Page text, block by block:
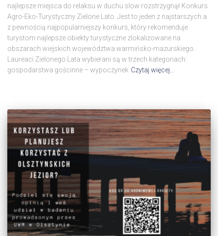
najlepsze miejsca do relaksu w duchu slow rozstrzygnął Konkurs
Agro-Eko-Turystyczny Zielone Lato. Jest to jeden z najstarszych a
z pewnością najpopularniejszy konkurs, który rekomenduje
turystom najlepsze obiekty turystyczne zlokalizowane na
obszarach wiejskich województwa warmińsko-mazurskiego.
Laureaci Zielonego Lata wybierani są w trzech kategoriach:
gospodarstwa gościnne – wypoczynek Czytaj więcej…